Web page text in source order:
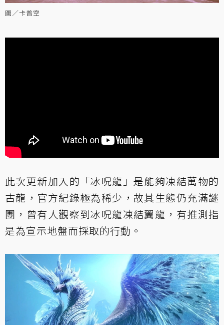
圖／卡普空
此次更新加入的「冰呪龍」是能夠凍結萬物的
古龍，官方紀錄極為稀少，故其生態仍充滿謎
團，曾有人觀察到冰呪龍凍結翼龍，有推測指
是為宣示地盤而採取的行動。